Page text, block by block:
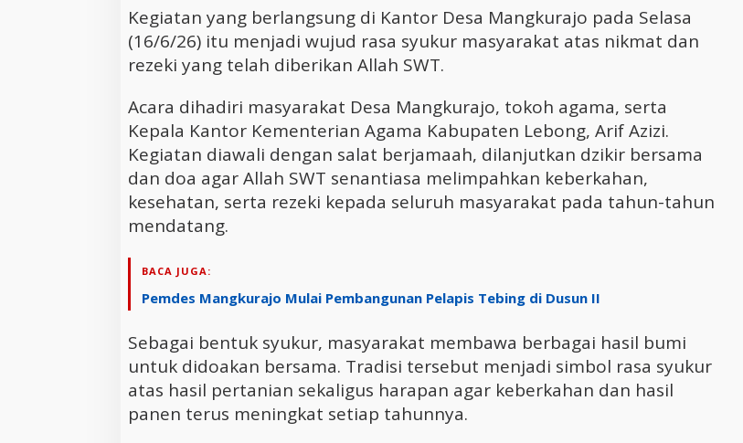
Kegiatan yang berlangsung di Kantor Desa Mangkurajo pada Selasa
(16/6/26) itu menjadi wujud rasa syukur masyarakat atas nikmat dan
rezeki yang telah diberikan Allah SWT.
Acara dihadiri masyarakat Desa Mangkurajo, tokoh agama, serta
Kepala Kantor Kementerian Agama Kabupaten Lebong, Arif Azizi.
Kegiatan diawali dengan salat berjamaah, dilanjutkan dzikir bersama
dan doa agar Allah SWT senantiasa melimpahkan keberkahan,
kesehatan, serta rezeki kepada seluruh masyarakat pada tahun-tahun
mendatang.
BACA JUGA:
Pemdes Mangkurajo Mulai Pembangunan Pelapis Tebing di Dusun II
Sebagai bentuk syukur, masyarakat membawa berbagai hasil bumi
untuk didoakan bersama. Tradisi tersebut menjadi simbol rasa syukur
atas hasil pertanian sekaligus harapan agar keberkahan dan hasil
panen terus meningkat setiap tahunnya.